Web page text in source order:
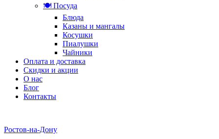
🍽️ Посуда
Блюда
Казаны и мангалы
Косушки
Пиалушки
Чайники
Оплата и доставка
Скидки и акции
О нас
Блог
Контакты
Ростов-на-Дону